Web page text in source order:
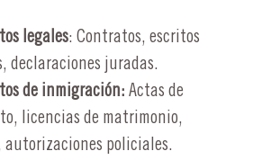
legales: Contratos, escritos
declaraciones juradas.
de inmigración: Actas de
licencias de matrimonio,
autorizaciones policiales.